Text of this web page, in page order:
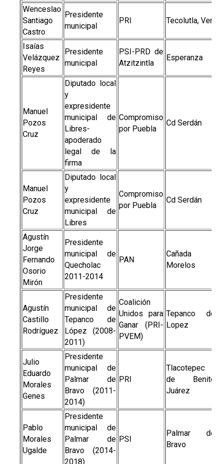
Wenceslao
Santiago
Castro
Presidente
municipal
PRI Tecolutla, Ver
Isaías
Velázquez
Reyes
Presidente
municipal
PSI-PRD de
Atzitzintla
Esperanza
Manuel
Pozos
Cruz
Diputado local
y
expresidente
municipal de
Libres-
apoderado
legal de la
firma
Compromiso
por Puebla
Cd Serdán
Manuel
Pozos
Cruz
Diputado local
y
expresidente
municipal de
Libres
Compromiso
por Puebla
Cd Serdán
Agustín
Jorge
Fernando
Osorio
Mirón
Presidente
municipal de
Quecholac
2011-2014
PAN
Cañada
Morelos
Agustín
Castillo
Rodríguez
Presidente
municipal de
Tepanco de
López (2008-
2011)
Coalición
Unidos para
Ganar (PRI-
PVEM)
Tepanco de
Lopez
Julio
Eduardo
Morales
Genes
Presidente
municipal de
Palmar de
Bravo (2011-
2014)
PRI
Tlacotepec
de Benito
Juárez
Pablo
Morales
Ugalde
Presidente
municipal de
Palmar de
Bravo (2014-
2018)
PSI
Palmar de
Bravo